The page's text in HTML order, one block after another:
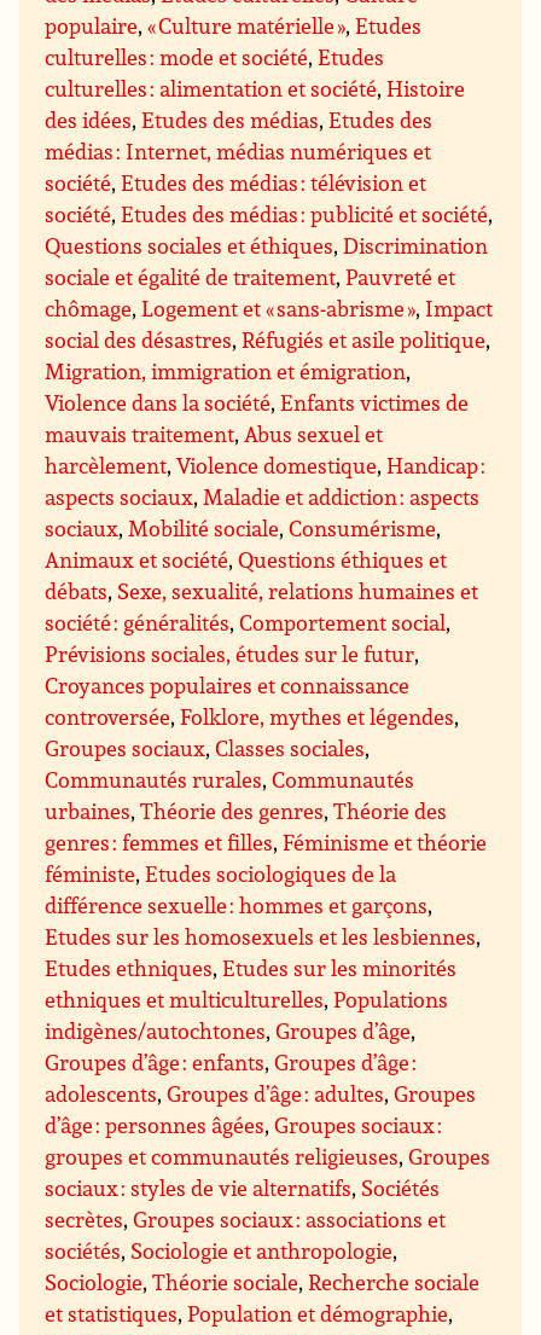
populaire,« Culture matérielle »,Etudes
culturelles : mode et société,Etudes
culturelles : alimentation et société,Histoire
des idées,Etudes des médias,Etudes des
médias : Internet, médias numériques et
société,Etudes des médias : télévision et
société,Etudes des médias : publicité et société,
Questions sociales et éthiques,Discrimination
sociale et égalité de traitement,Pauvreté et
chômage,Logement et « sans-abrisme », Impact
social des désastres,Réfugiés et asile politique,
Migration, immigration et émigration,
Violence dans la société,Enfants victimes de
mauvais traitement,Abus sexuel et
harcèlement,Violence domestique,Handicap :
aspects sociaux,Maladie et addiction : aspects
sociaux,Mobilité sociale,Consumérisme,
Animaux et société,Questions éthiques et
débats, Sexe, sexualité, relations humaines et
société : généralités,Comportement social,
Prévisions sociales, études sur le futur,
Croyances populaires et connaissance
controversée,Folklore, mythes et légendes,
Groupes sociaux,Classes sociales,
Communautés rurales,Communautés
urbaines,Théorie des genres,Théorie des
genres : femmes et filles,Féminisme et théorie
féministe,Etudes sociologiques de la
différence sexuelle : hommes et garçons,
Etudes sur les homosexuels et les lesbiennes,
Etudes ethniques,Etudes sur les minorités
ethniques et multiculturelles,Populations
indigènes/autochtones,Groupes d’âge,
Groupes d’âge : enfants,Groupes d’âge :
adolescents,Groupes d’âge : adultes,Groupes
d’âge : personnes âgées,Groupes sociaux :
groupes et communautés religieuses,Groupes
sociaux : styles de vie alternatifs, Sociétés
secrètes,Groupes sociaux : associations et
sociétés, Sociologie et anthropologie,
Sociologie,Théorie sociale,Recherche sociale
et statistiques,Population et démographie,